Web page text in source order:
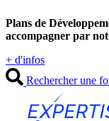
au
contenu
Plans de
accompagner par
+ d'infos
Rechercher une